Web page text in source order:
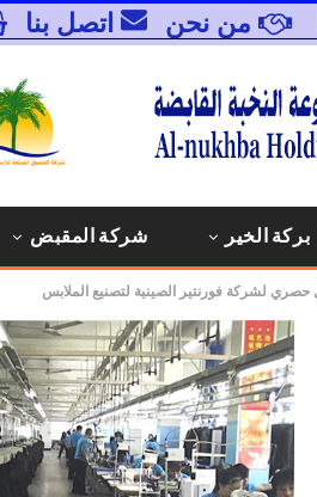
من نحن اتصل بنا
بركة الخير شركة المقبض
حصري لشركة فورنتير الصينية لتصنيع الملابس